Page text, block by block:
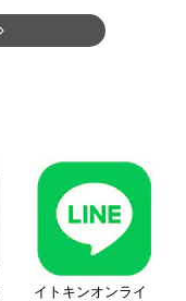
イトキンオンライ